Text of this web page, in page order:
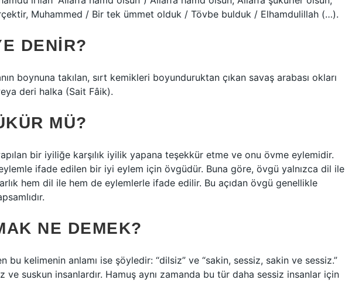
Muhammed / Bir tek ümmet olduk / Tövbe bulduk / Elhamdulillah (…).
DENIR?
boynuna takılan, sırt kemikleri boyunduruktan çıkan savaş arabası okları
deri halka (Sait Fâik).
MÜ?
bir iyiliğe karşılık iyilik yapana teşekkür etme ve onu övme eylemidir.
ifade edilen bir iyi eylem için övgüdür. Buna göre, övgü yalnızca dil ile
hem dil ile hem de eylemlerle ifade edilir. Bu açıdan övgü genellikle
NE DEMEK?
bu kelimenin anlamı ise şöyledir: “dilsiz” ve “sakin, sessiz, sakin ve sessiz.”
ve suskun insanlardır. Hamuş aynı zamanda bu tür daha sessiz insanlar için